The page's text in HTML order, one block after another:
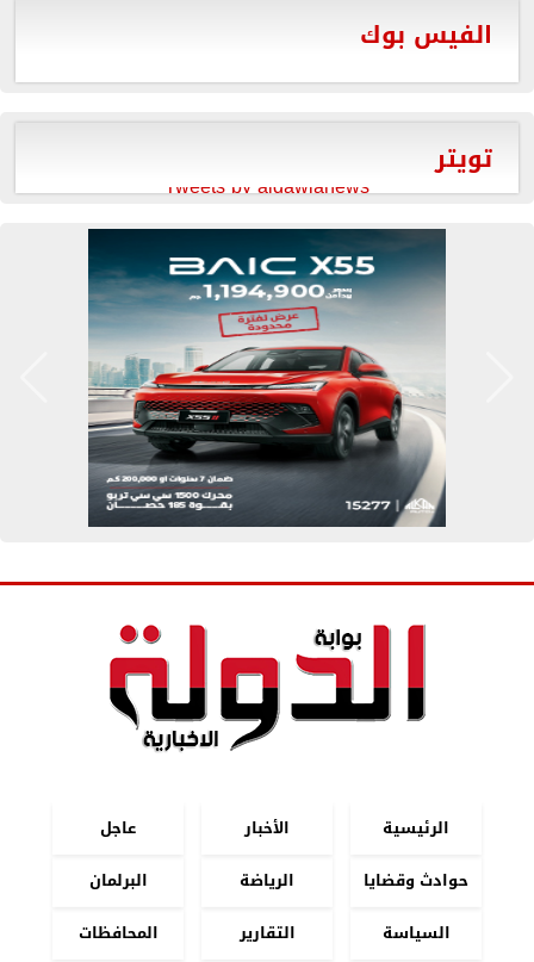
الفيس بوك
تويتر
Tweets by aldawlanews
الرئيسية الأخبار
عاجل
حوادث وقضايا
الرياضة
البرلمان
السياسة
التقارير المحافظات